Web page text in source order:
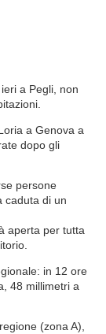
a Pegli, non
a Genova a
dopo gli
persone
caduta di un
aperta per tutta
in 12 ore
48 millimetri a
(zona A),